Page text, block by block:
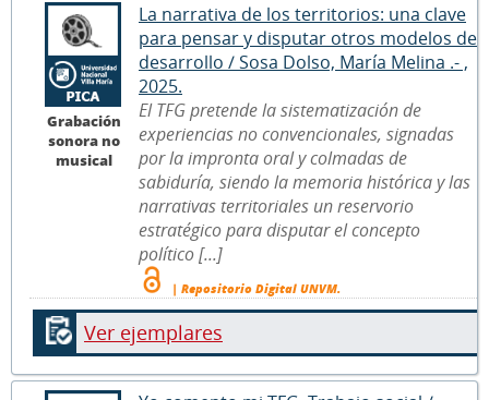
Grabación
sonora no
musical
La narrativa de los territorios: una clave
para pensar y disputar otros modelos de
desarrollo / Sosa Dolso, María Melina .- ,
2025.
El TFG pretende la sistematización de
experiencias no convencionales, signadas
por la impronta oral y colmadas de
sabiduría, siendo la memoria histórica y las
narrativas territoriales un reservorio
estratégico para disputar el concepto
político [...]
| Repositorio Digital UNVM.
Ver ejemplares